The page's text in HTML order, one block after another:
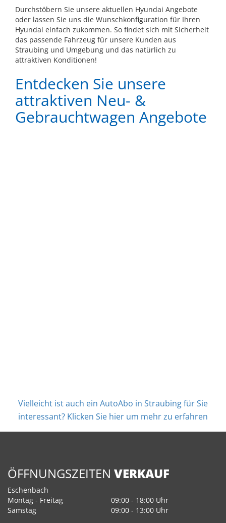
Durchstöbern Sie unsere aktuellen Hyundai Angebote
oder lassen Sie uns die Wunschkonfiguration für Ihren
Hyundai einfach zukommen. So findet sich mit Sicherheit
das passende Fahrzeug für unsere Kunden aus
Straubing und Umgebung und das natürlich zu
attraktiven Konditionen!
Entdecken Sie unsere
attraktiven Neu- &
Gebrauchtwagen Angebote
Vielleicht ist auch ein AutoAbo in Straubing für Sie
interessant? Klicken Sie hier um mehr zu erfahren
ÖFFNUNGSZEITEN VERKAUF
Eschenbach
Montag - Freitag
09:00 - 18:00 Uhr
Samstag
09:00 - 13:00 Uhr